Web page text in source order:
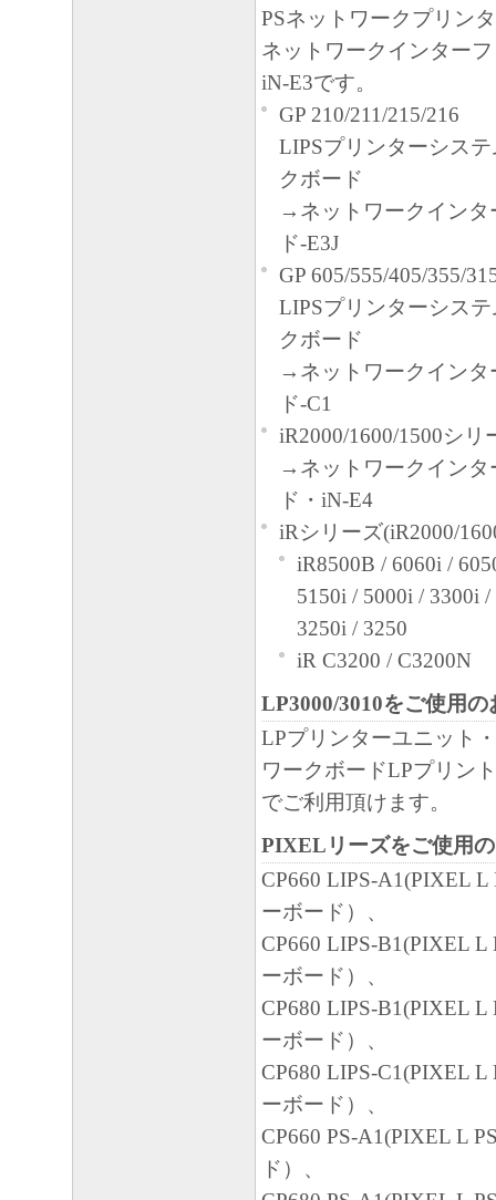
PSネットワークプリン
ネットワークインター
iN-E3です。
GP 210/211/215/216
LIPSプリンターシス
クボード
→ネットワークインタ
ド-E3J
GP 605/555/405/355/
LIPSプリンターシス
クボード
→ネットワークインタ
ド-C1
iR2000/1600/1500シリ
→ネットワークインタ
ド・iN-E4
iRシリーズ(iR2000/
iR8500B / 6060i /
5150i / 5000i / 3300i
3250i / 3250
iR C3200 / C3200N
LP3000/3010をご使用の
LPプリンターユニット
ワークボードLPプリン
でご利用頂けます。
PIXELリーズをご使用
CP660 LIPS-A1(PIXEL
ーボード）、
CP660 LIPS-B1(PIXEL
ーボード）、
CP680 LIPS-B1(PIXEL
ーボード）、
CP680 LIPS-C1(PIXEL
ーボード）、
CP660 PS-A1(PIXEL L
ド）、